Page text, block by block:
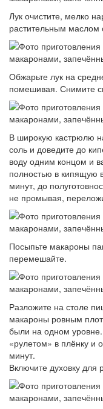
Лук очистите, мелко
растительным маслом
Обжарьте лук на
помешивая. Снимите
В широкую кастрюлю
соль и доведите до
воду одним концом и
полностью в кипящую
минут, до
не промывая,
Посыпьте макароны
перемешайте.
Разложите на столе
макароны ровным
были на одном
«рулетом» в плёнку и
минут.
Включите духовку для